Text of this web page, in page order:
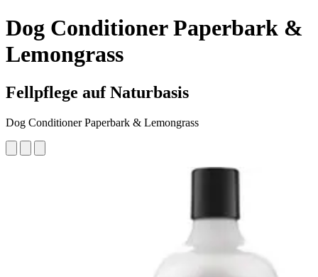
Dog Conditioner Paperbark &
Lemongrass
Fellpflege auf Naturbasis
Dog Conditioner Paperbark & Lemongrass